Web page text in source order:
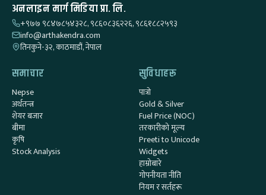
अनलाइन मार्ग मिडिया प्रा. लि.
+९७७ ९८४७८५४३२८, ९८६०८३६२२६, ९८६१८८२५९३
info@arthakendra.com
तिनकुने-३२, काठमाडौं, नेपाल
समाचार
Nepse
अर्थतन्त्र
शेयर बजार
बीमा
कृषि
Stock Analysis
सुविधाहरू
पात्रो
Gold & Silver
Fuel Price (NOC)
तरकारीको मूल्य
Preeti to Unicode
Widgets
हाम्रोबारे
गोपनीयता नीति
नियम र सर्तहरू